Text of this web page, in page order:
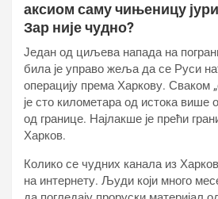
аксиом саму чињеницу
Зар није чудно?
Један од циљева напада на
била је управо жеља да се Руси
операцију према Харкову. Сваком
је сто километара од истока више
од границе. Најлакше је прећи
Харков.
Колико се чудних канала из
на интернету. Људи који много